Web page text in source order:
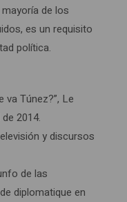
de los
es un requisito
política.
va Túnez?”, Le
2014.
y discursos
de las
diplomatique en